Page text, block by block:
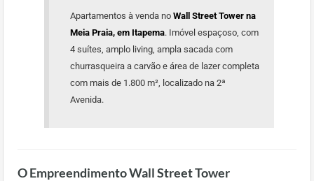
Apartamentos à venda no Wall Street Tower na
Meia Praia, em Itapema. Imóvel espaçoso, com
4 suítes, amplo living, ampla sacada com
churrasqueira a carvão e área de lazer completa
com mais de 1.800 m², localizado na 2ª
Avenida.
O Empreendimento Wall Street Tower